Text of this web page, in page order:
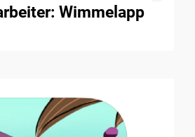
Wimmelapp